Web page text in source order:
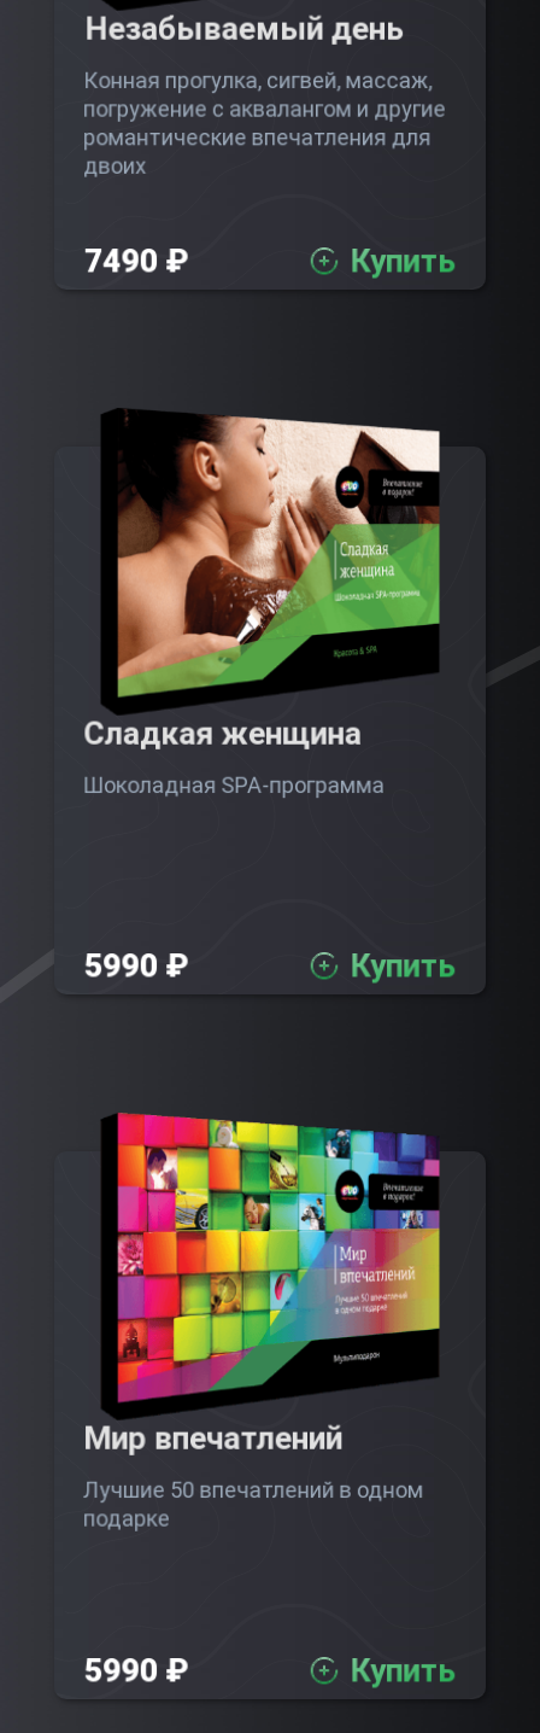
Незабываемый день
Конная прогулка, сигвей, массаж,
погружение с аквалангом и другие
романтические впечатления для
двоих
7490 ₽ Купить
Сладкая женщина
Шоколадная SPA-программа
5990 ₽ Купить
Мир впечатлений
Лучшие 50 впечатлений в одном
подарке
5990 ₽ Купить